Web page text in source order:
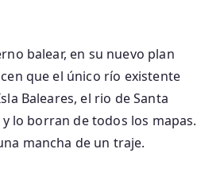
balear, en su nuevo plan
que el único río existente
Baleares, el rio de Santa
y lo borran de todos los mapas.
mancha de un traje.